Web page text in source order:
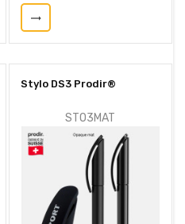
trending_flat
Stylo DS3 Prodir®
STO3MAT